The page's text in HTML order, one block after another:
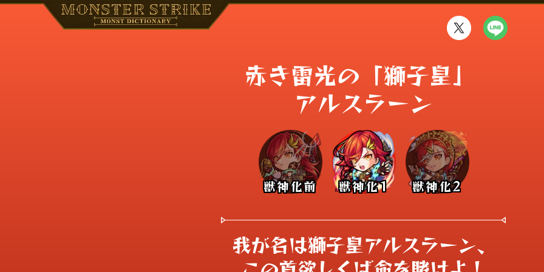
赤き雷光の「獅子皇」
アルスラーン
獣神化前 獣神化1 獣神化2
我が名は獅子皇アルスラーン、